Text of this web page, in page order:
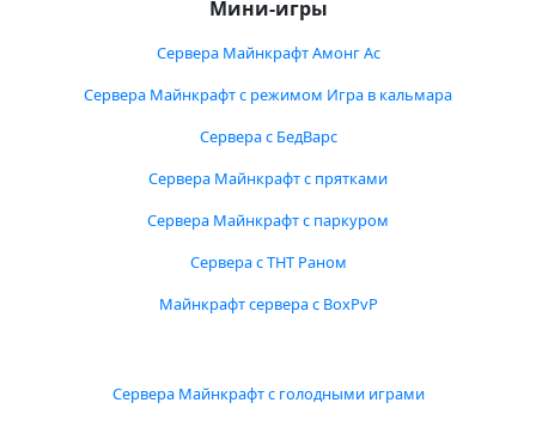
Мини-игры
Сервера Майнкрафт Амонг Ас
Сервера Майнкрафт с режимом Игра в кальмара
Сервера с БедВарс
Сервера Майнкрафт с прятками
Сервера Майнкрафт с паркуром
Сервера с ТНТ Раном
Майнкрафт сервера с BoxPvP
Сервера Майнкрафт с голодными играми